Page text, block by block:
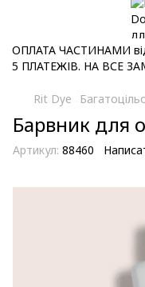
ОПЛАТА ЧАСТИНАМИ
5 ПЛАТЕЖІВ. НА ВСЕ
Rit Dye
Барвник для
Артикул: 88460